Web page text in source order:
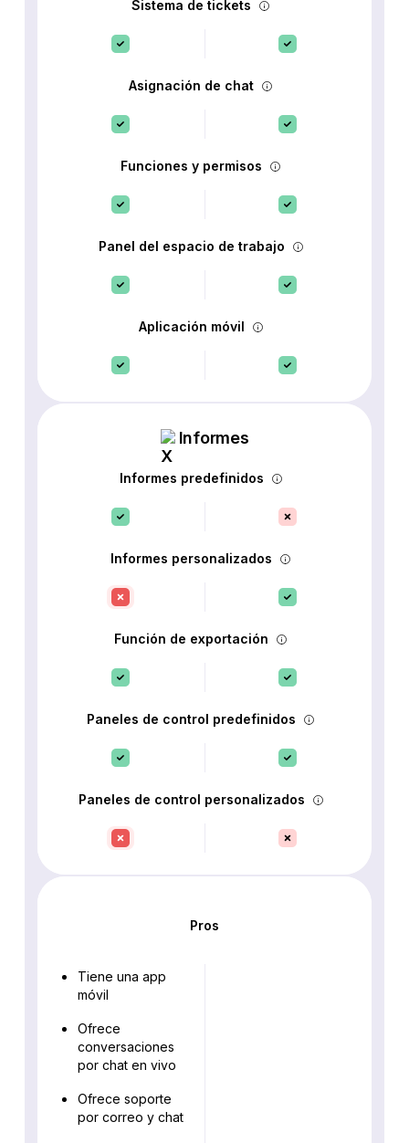
Sistema de tickets
Asignación de chat
Funciones y permisos
Panel del espacio de trabajo
Aplicación móvil
Informes
Informes predefinidos
Informes personalizados
Función de exportación
Paneles de control predefinidos
Paneles de control personalizados
Pros
Tiene una app
móvil
Ofrece
conversaciones
por chat en vivo
Ofrece soporte
por correo y chat